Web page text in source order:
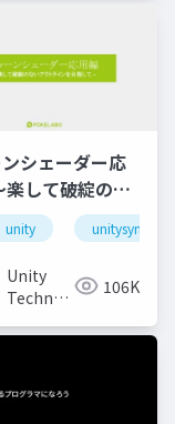
シェーダー応
楽して破綻のな
ラインを目指
unity unitysync
Unity
Technologies106K